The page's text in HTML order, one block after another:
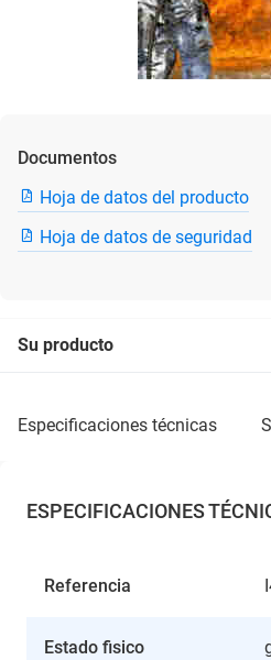
Documentos
Hoja de datos del producto
Hoja de datos de seguridad
Su producto
especificaciones técnicas
ESPECIFICACIONES
Referencia
Estado fisico